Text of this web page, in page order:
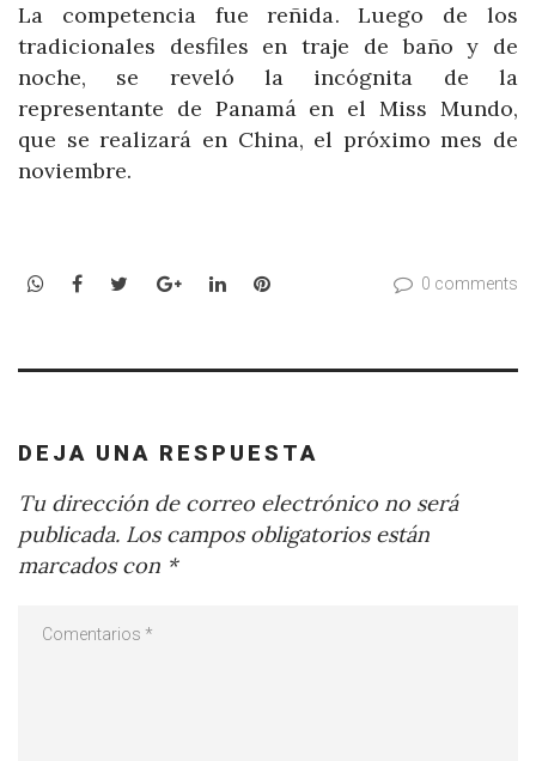
La competencia fue reñida. Luego de los
tradicionales desfiles en traje de baño y de
noche, se reveló la incógnita de la
representante de Panamá en el Miss Mundo,
que se realizará en China, el próximo mes de
noviembre.
WhatsApp
Facebook
TwitterGoogle+LinkedInPinterest 0 comments
DEJA UNA RESPUESTA
Tu dirección de correo electrónico no será
publicada. Los campos obligatorios están
marcados con *